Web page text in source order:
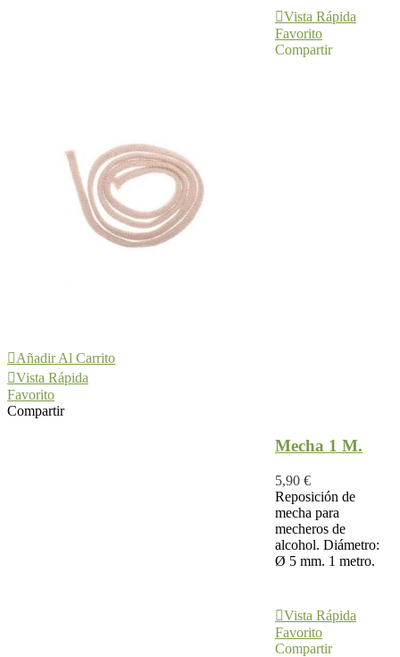
Vista Rápida
Favorito
Compartir
Añadir Al Carrito
Vista Rápida
Favorito
Compartir
Mecha 1 M.
5,90 €
Reposición de
mecha para
mecheros de
alcohol. Diámetro:
Ø 5 mm. 1 metro.
Vista Rápida
Favorito
Compartir